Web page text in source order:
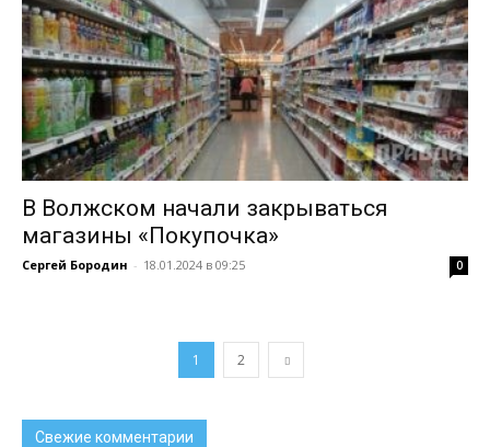
В Волжском начали закрываться
магазины «Покупочка»
Сергей Бородин - 18.01.2024 в 09:25 0
1 2
Свежие комментарии